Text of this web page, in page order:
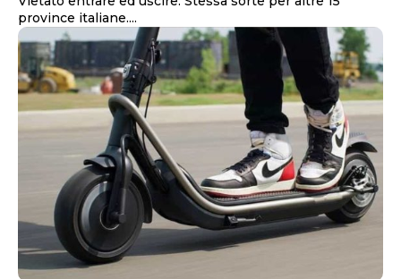
province italiane....